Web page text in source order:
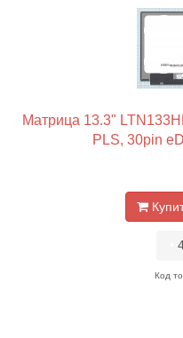
Матрица 13.3"
PLS, 30pin
Код